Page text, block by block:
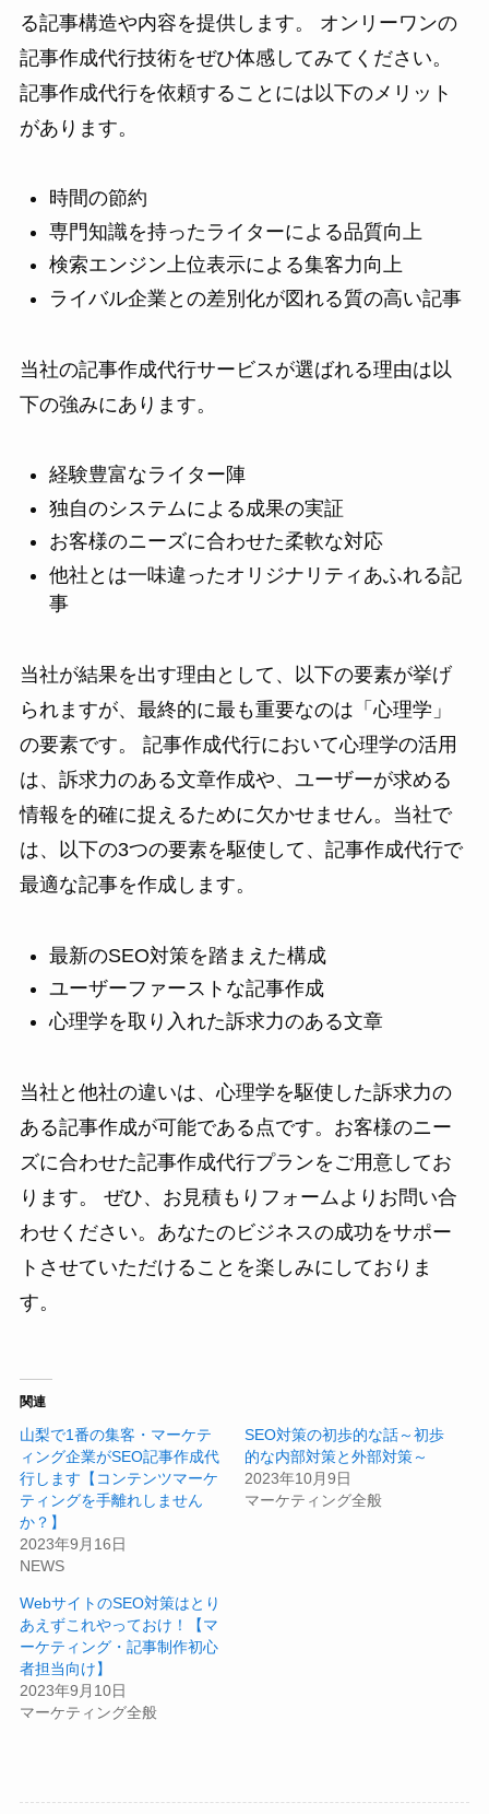
る記事構造や内容を提供します。 オンリーワンの
記事作成代行技術をぜひ体感してみてください。
記事作成代行を依頼することには以下のメリット
があります。
時間の節約
専門知識を持ったライターによる品質向上
検索エンジン上位表示による集客力向上
ライバル企業との差別化が図れる質の高い記事
当社の記事作成代行サービスが選ばれる理由は以
下の強みにあります。
経験豊富なライター陣
独自のシステムによる成果の実証
お客様のニーズに合わせた柔軟な対応
他社とは一味違ったオリジナリティあふれる記
事
当社が結果を出す理由として、以下の要素が挙げ
られますが、最終的に最も重要なのは「心理学」
の要素です。 記事作成代行において心理学の活用
は、訴求力のある文章作成や、ユーザーが求める
情報を的確に捉えるために欠かせません。当社で
は、以下の3つの要素を駆使して、記事作成代行で
最適な記事を作成します。
最新のSEO対策を踏まえた構成
ユーザーファーストな記事作成
心理学を取り入れた訴求力のある文章
当社と他社の違いは、心理学を駆使した訴求力の
ある記事作成が可能である点です。お客様のニー
ズに合わせた記事作成代行プランをご用意してお
ります。 ぜひ、お見積もりフォームよりお問い合
わせください。あなたのビジネスの成功をサポー
トさせていただけることを楽しみにしておりま
す。
関連
山梨で1番の集客・マーケテ
ィング企業がSEO記事作成代
行します【コンテンツマーケ
ティングを手離れしません
か？】
2023年9月16日
NEWS
SEO対策の初歩的な話～初歩
的な内部対策と外部対策～
2023年10月9日
マーケティング全般
WebサイトのSEO対策はとり
あえずこれやっておけ！【マ
ーケティング・記事制作初心
者担当向け】
2023年9月10日
マーケティング全般